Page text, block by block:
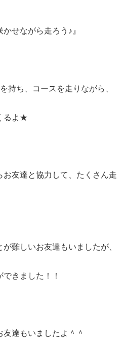
せながら走ろう♪』
持ち、コースを走りながら、
るよ★
友達と協力して、たくさん走
難しいお友達もいましたが、
きました！！
友達もいましたよ＾＾